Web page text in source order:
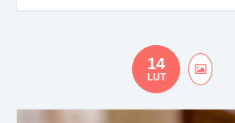
14
LUT